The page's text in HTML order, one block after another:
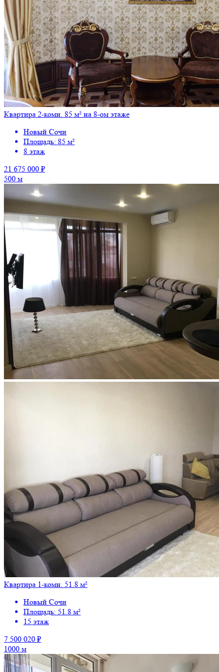
Квартира 2-комн. 85 м² на 8-ом этаже
Новый Сочи
Площадь: 85 м²
8 этаж
21 675 000 ₽
500 м
Квартира 1-комн. 51.8 м²
Новый Сочи
Площадь: 51.8 м²
15 этаж
7 500 020 ₽
1000 м